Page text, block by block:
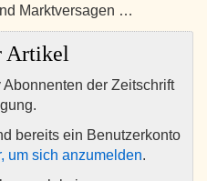
Marktversagen …
Artikel
der Zeitschrift
bereits ein Benutzerkonto
um sich anzumelden.